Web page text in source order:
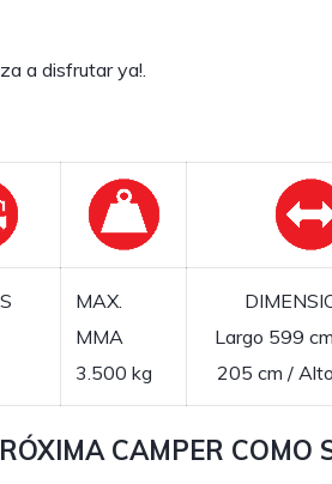
a disfrutar ya!.
MAX.
MMA
3.500 kg
Largo 599
205 cm /
CAMPER COMO